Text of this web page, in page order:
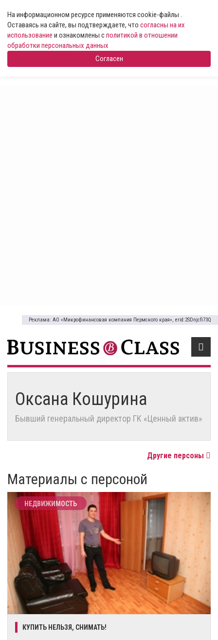
На информационном ресурсе применяются cookie-файлы .
Оставаясь на сайте, вы подтверждаете, что согласны на их
использование и ознакомлены сполитикой в отношении
обработки персональных данных
Согласен
Реклама: АО «Микрофинансовая компания Пермского края», erid:2SDnjcfi73Q
Оксана Кошурина
Бывший генеральный директор ГК «Ценный актив»
Другие персоны
Материалы с персоной
НЕДВИЖИМОСТЬ
КУПИТЬ НЕЛЬЗЯ, СНИМАТЬ!